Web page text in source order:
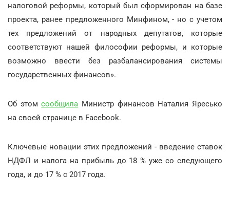
налоговой реформы, который был сформирован на базе
проекта, ранее предложенного Минфином, - но с учетом
тех предложений от народных депутатов, которые
соответствуют нашей философии реформы, и которые
возможно ввести без разбалансирования системы
государственных финансов».
Об этомсообщила Министр финансов Наталия Яресько
на своей странице в Facebook.
Ключевые новации этих предложений - введение ставок
НДФЛ и налога на прибыль до 18 % уже со следующего
года, и до 17 % с 2017 года.